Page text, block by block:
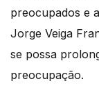
preocupados e
Jorge Veiga
se possa
preocupação.